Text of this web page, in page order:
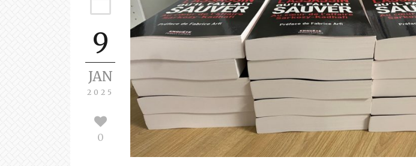
9
JAN
2025
0